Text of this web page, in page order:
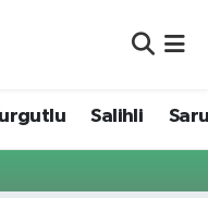
Salihli